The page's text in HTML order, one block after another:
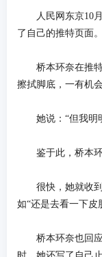
人民网东京10
了自己的推特页面
桥本环奈在推
擦拭脚底，一有机
她说：“但我明
鉴于此，桥本
很快，她就收
如“还是去看一下皮
桥本环奈也回